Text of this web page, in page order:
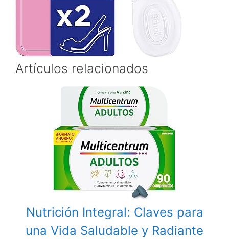
Artículos relacionados
Nutrición Integral: Claves para
una Vida Saludable y Radiante